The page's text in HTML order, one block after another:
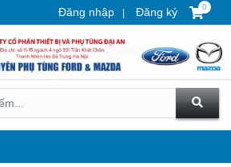
Đăng nhập Đăng ký 0